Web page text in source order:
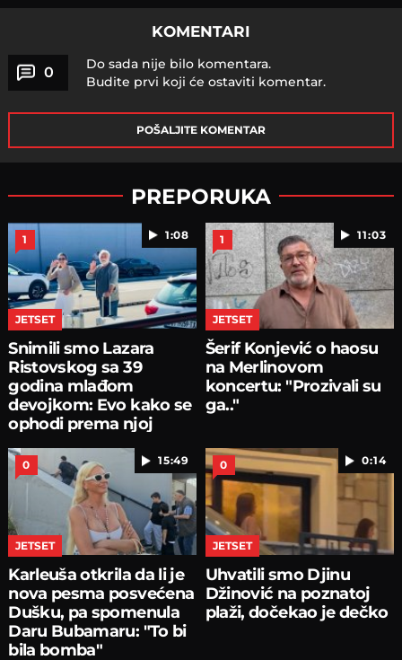
KOMENTARI
0
Do sada nije bilo komentara.
Budite prvi koji će ostaviti komentar.
POŠALJITE KOMENTAR
PREPORUKA
1:08
1
JETSET
Snimili smo Lazara
Ristovskog sa 39
godina mlađom
devojkom: Evo kako se
ophodi prema njoj
11:03
1
JETSET
Šerif Konjević o haosu
na Merlinovom
koncertu: "Prozivali su
ga.."
15:49
0
JETSET
Karleuša otkrila da li je
nova pesma posvećena
Dušku, pa spomenula
Daru Bubamaru: "To bi
bila bomba"
0:14
0
JETSET
Uhvatili smo Djinu
Džinović na poznatoj
plaži, dočekao je dečko